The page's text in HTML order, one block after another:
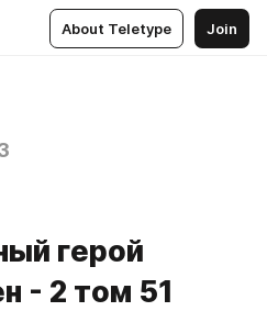
About Teletype Join
герой
- 2 том 51